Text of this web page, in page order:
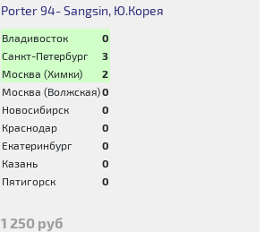
Porter 94- Sangsin, Ю.Корея
Владивосток
0
Санкт-Петербург
3
Москва (Химки)
2
Москва (Волжская)0
Новосибирск
0
Краснодар
0
Екатеринбург
0
Казань
0
Пятигорск
0
1 250 руб